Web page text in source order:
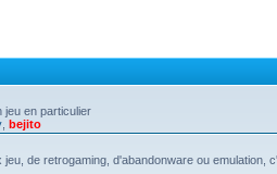
jeu en particulier
bejito
jeu, de retrogaming, d'abandonware ou emulation,